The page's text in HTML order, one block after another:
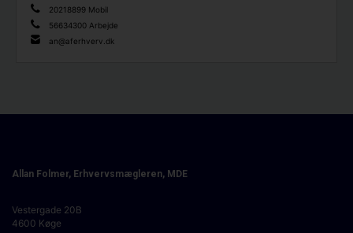
20218899 Mobil
56634300 Arbejde
an@aferhverv.dk
Allan Folmer, Erhvervsmægleren, MDE
Vestergade 20B
4600 Køge